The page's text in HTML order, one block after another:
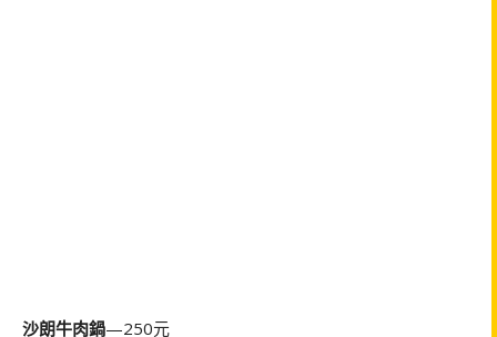
沙朗牛肉鍋—250元